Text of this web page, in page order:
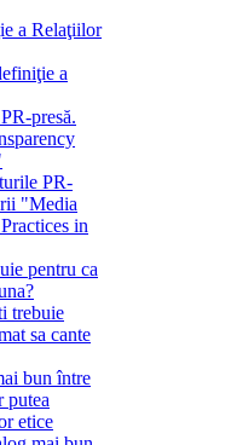
a
PR-
"Media
in
trebuie
sa cante